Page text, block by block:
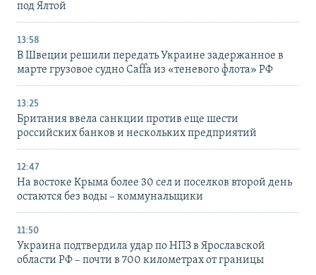
под Ялтой
13:58
В Швеции решили передать Украине задержанное в
марте грузовое судно Caffa из «теневого флота» РФ
13:25
Британия ввела санкции против еще шести
российских банков и нескольких предприятий
12:47
На востоке Крыма более 30 сел и поселков второй день
остаются без воды – коммунальщики
11:50
Украина подтвердила удар по НПЗ в Ярославской
области РФ – почти в 700 километрах от границы